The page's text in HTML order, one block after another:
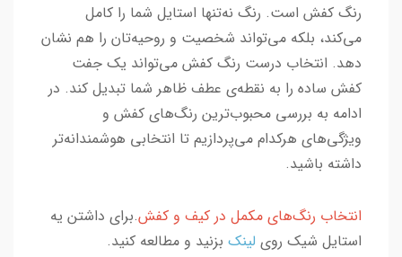
رنگ کفش است. رنگ نه‌تنها استایل شما را کامل
می‌کند، بلکه می‌تواند شخصیت و روحیه‌تان را هم نشان
دهد. انتخاب درست رنگ کفش می‌تواند یک جفت
کفش ساده را به نقطه‌ی عطف ظاهر شما تبدیل کند. در
ادامه به بررسی محبوب‌ترین رنگ‌های کفش و
ویژگی‌های هرکدام می‌پردازیم تا انتخابی هوشمندانه‌تر
داشته باشید.
انتخاب رنگ‌های مکمل در کیف و کفش.برای داشتن یه
استایل شیک روی لینک بزنید و مطالعه کنید.